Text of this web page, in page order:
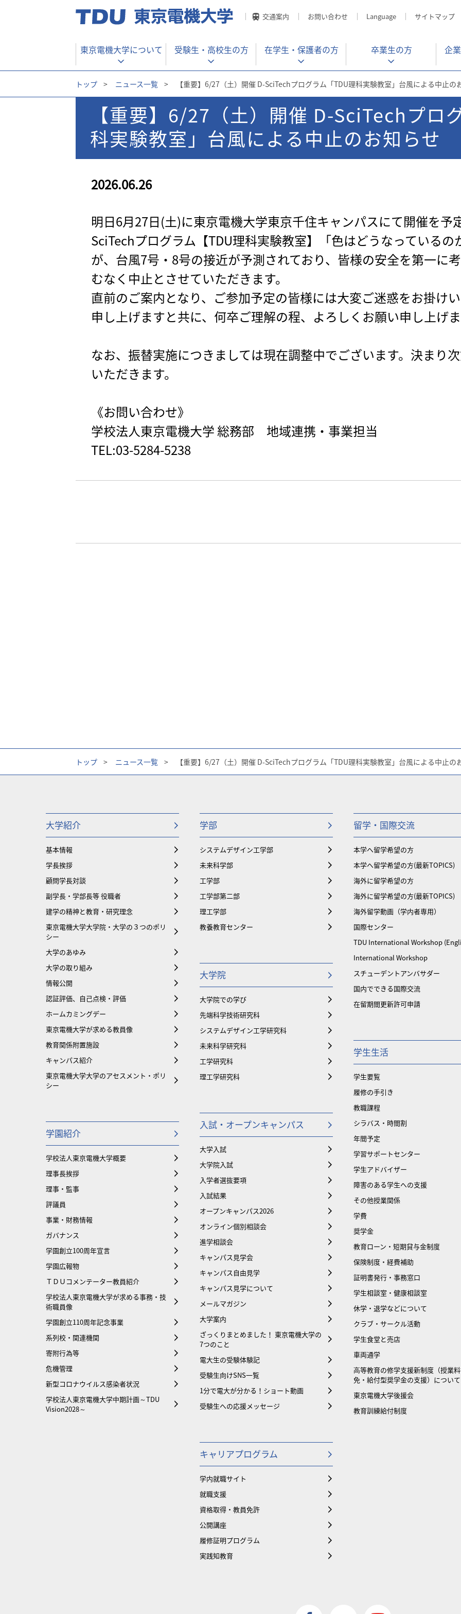
交通案内 お問い合わせ Language サイトマップ
東京電機大学について 受験生・ 高校生の方 在学生・ 保護者の方 卒業生の方 企
トップ > ニュース一覧 > 【重要】6/27（土）開催 D-SciTechプログラム「TDU理科実験教室」台風による中止の
【重要】6/27（土）開催 D-SciTechプロ
科実験教室」台風による中止のお知らせ
2026.06.26
明日6月27日(土)に東京電機大学東京千住キャンパスにて開催を予
SciTechプログラム【TDU理科実験教室】「色はどうなっている
が、台風7号・8号の接近が予測されており、皆様の安全を第一に
むなく中止とさせていただきます。
直前のご案内となり、ご参加予定の皆様には大変ご迷惑をお掛け
申し上げますと共に、何卒ご理解の程、よろしくお願い申し上げま
なお、振替実施につきましては現在調整中でございます。決まり
いただきます。
《お問い合わせ》
学校法人東京電機大学 総務部 地域連携・事業担当
TEL:03-5284-5238
トップ > ニュース一覧 > 【重要】6/27（土）開催 D-SciTechプログラム「TDU理科実験教室」台風による中止の
大学紹介
基本情報
学長挨拶
顧問学長対談
副学長・学部長等 役職者
建学の精神と教育・研究理念
東京電機大学大学院・大学の３つのポリ
シー
大学のあゆみ
大学の取り組み
情報公開
認証評価、自己点検・評価
ホームカミングデー
東京電機大学が求める教員像
教育関係附置施設
キャンパス紹介
東京電機大学大学のアセスメント・ポリ
シー
学園紹介
学校法人東京電機大学概要
理事長挨拶
理事・監事
評議員
事業・財務情報
ガバナンス
学園創立100周年宣言
学園広報物
ＴＤＵコメンテーター教員紹介
学校法人東京電機大学が求める事務・技
術職員像
学園創立110周年記念事業
系列校・関連機関
寄附行為等
危機管理
新型コロナウイルス感染者状況
学校法人東京電機大学中期計画～TDU
Vision2028～
学部
システムデザイン工学部
未来科学部
工学部
工学部第二部
理工学部
教養教育センター
大学院
大学院での学び
先端科学技術研究科
システムデザイン工学研究科
未来科学研究科
工学研究科
理工学研究科
入試・オープンキャンパス
大学入試
大学院入試
入学者選抜要項
入試結果
オープンキャンパス2026
オンライン個別相談会
進学相談会
キャンパス見学会
キャンパス自由見学
キャンパス見学について
メールマガジン
大学案内
ざっくりまとめました！ 東京電機大学の
7つのこと
電大生の受験体験記
受験生向けSNS一覧
1分で電大が分かる！ショート動画
受験生への応援メッセージ
キャリアプログラム
学内就職サイト
就職支援
資格取得・教員免許
公開講座
履修証明プログラム
実践知教育
留学・国際交流
本学へ留学希望の方
本学へ留学希望の方(最新TOPICS)
海外に留学希望の方
海外に留学希望の方(最新TOPICS)
海外留学動画（学内者専用）
国際センター
TDU International Workshop
International Workshop
スチューデントアンバサダー
国内でできる国際交流
在留期間更新許可申請
学生生活
学生要覧
履修の手引き
教職課程
シラバス・時間割
年間予定
学習サポートセンター
学生アドバイザー
障害のある学生への支援
その他授業関係
学費
奨学金
教育ローン・短期貸与金制度
保険制度・経費補助
証明書発行・事務窓口
学生相談室・健康相談室
休学・退学などについて
クラブ・サークル活動
学生食堂と売店
車両通学
⾼等教育の修学支援新制度（授業
免・給付型奨学金の支援）について
東京電機大学後援会
教育訓練給付制度